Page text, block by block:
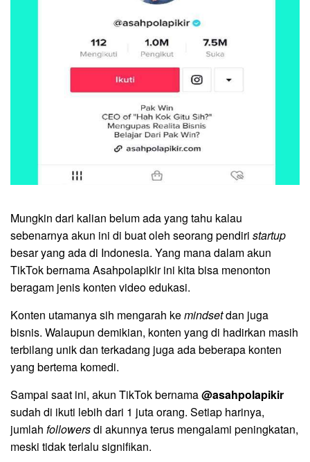
Mungkin dari kalian belum ada yang tahu kalau
sebenarnya akun ini di buat oleh seorang pendiri startup
besar yang ada di Indonesia. Yang mana dalam akun
TikTok bernama Asahpolapikir ini kita bisa menonton
beragam jenis konten video edukasi.
Konten utamanya sih mengarah kemindsetdan juga
bisnis. Walaupun demikian, konten yang di hadirkan masih
terbilang unik dan terkadang juga ada beberapa konten
yang bertema komedi.
Sampai saat ini, akun TikTok bernama@asahpolapikir
sudah di ikuti lebih dari 1 juta orang. Setiap harinya,
jumlah followersdi akunnya terus mengalami peningkatan,
meski tidak terlalu signifikan.